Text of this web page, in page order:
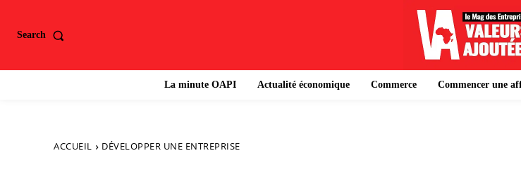
Search
La minute OAPI Actualité économique Commerce Commencer une
ACCUEIL DÉVELOPPER UNE ENTREPRISE